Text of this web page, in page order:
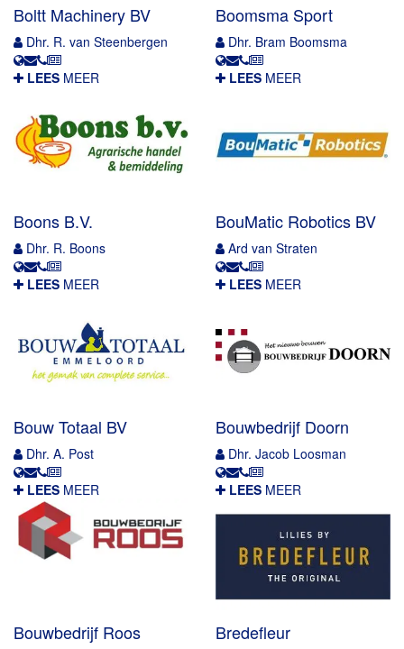
Boltt Machinery BV
Dhr. R. van Steenbergen
Boomsma Sport
Dhr. Bram Boomsma
LEES MEER
Boons B.V.
Dhr. R. Boons
LEES MEER
BouMatic Robotics BV
Ard van Straten
LEES MEER
Bouw Totaal BV
Dhr. A. Post
LEES MEER
Bouwbedrijf Doorn
Dhr. Jacob Loosman
LEES MEER
Bouwbedrijf Roos
LEES MEER
Bredefleur